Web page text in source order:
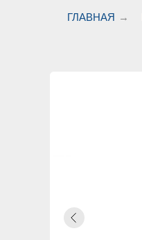
ГЛАВНАЯ →